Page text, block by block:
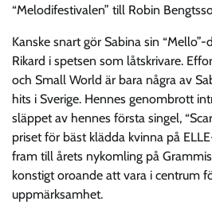
“Melodifestivalen” till Robin
Kanske snart gör Sabina sin
Rikard i spetsen som låtskrivare.
och Small World är bara några av
hits i Sverige. Hennes genombrott
släppet av hennes första singel,
priset för bäst klädda kvinna på
fram till årets nykomling på
konstigt oroande att vara i centrum
uppmärksamhet.